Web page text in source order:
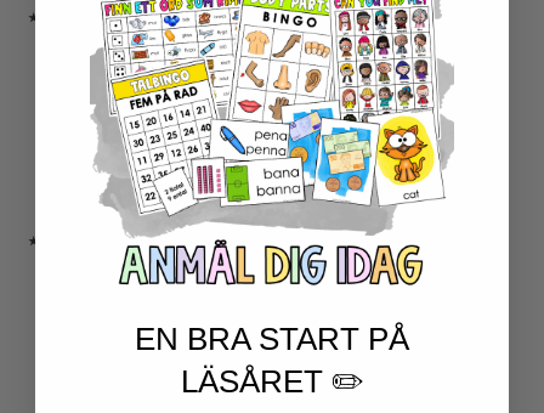
★ SERIER
ESCAPE ROOMS
UPPGIFTSKORT SVENSKA
NIVÅINDELADE LÄSTEXTER
LÄSKORT FAKTA
VI SKRIVER
SPRÅKSPIRALEN
MATTESPIRALEN
★ SÄSONG OCH HÖGTIDER
100 SKOLDAGAR
EN BRA START PÅ
LÄSÅRET ✏️